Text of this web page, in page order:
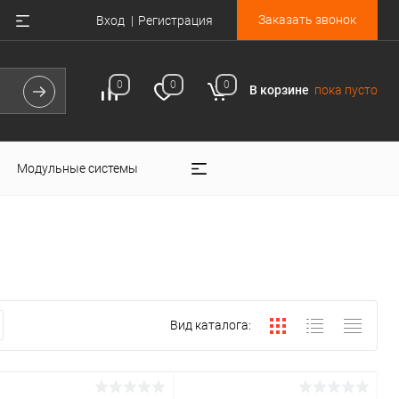
Вход Регистрация Заказать звонок
0 0 0 В корзине пока пусто
Модульные системы
Вид каталога: